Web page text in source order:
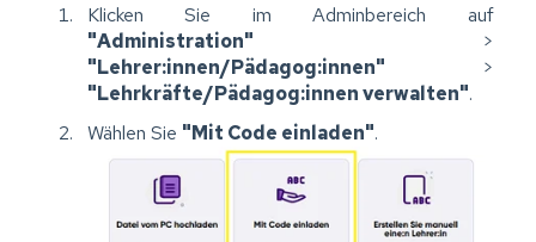
Klicken Sie im Adminbereich auf
"Administration" >
"Lehrer:innen/Pädagog:innen" >
"Lehrkräfte/Pädagog:innen verwalten".
Wählen Sie "Mit Code einladen".